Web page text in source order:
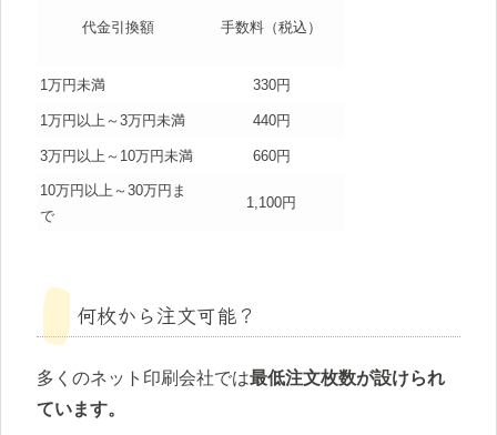
代金引換額 手数料（税込）
1万円未満 330円
1万円以上～3万円未満 440円
3万円以上～10万円未満 660円
10万円以上～30万円ま
で
1,100円
何枚から注文可能？
多くのネット印刷会社では最低注文枚数が設けられ
ています。